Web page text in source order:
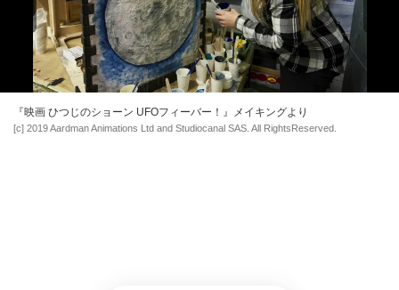
『映画 ひつじのショーン UFOフィーバー！』メイキングより
[c] 2019 Aardman Animations Ltd and Studiocanal SAS. All RightsReserved.